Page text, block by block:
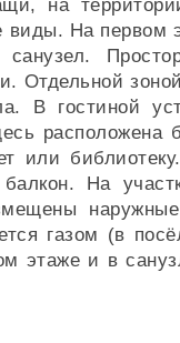
на
На первом
В гостиной
или
На
газом (в
и в